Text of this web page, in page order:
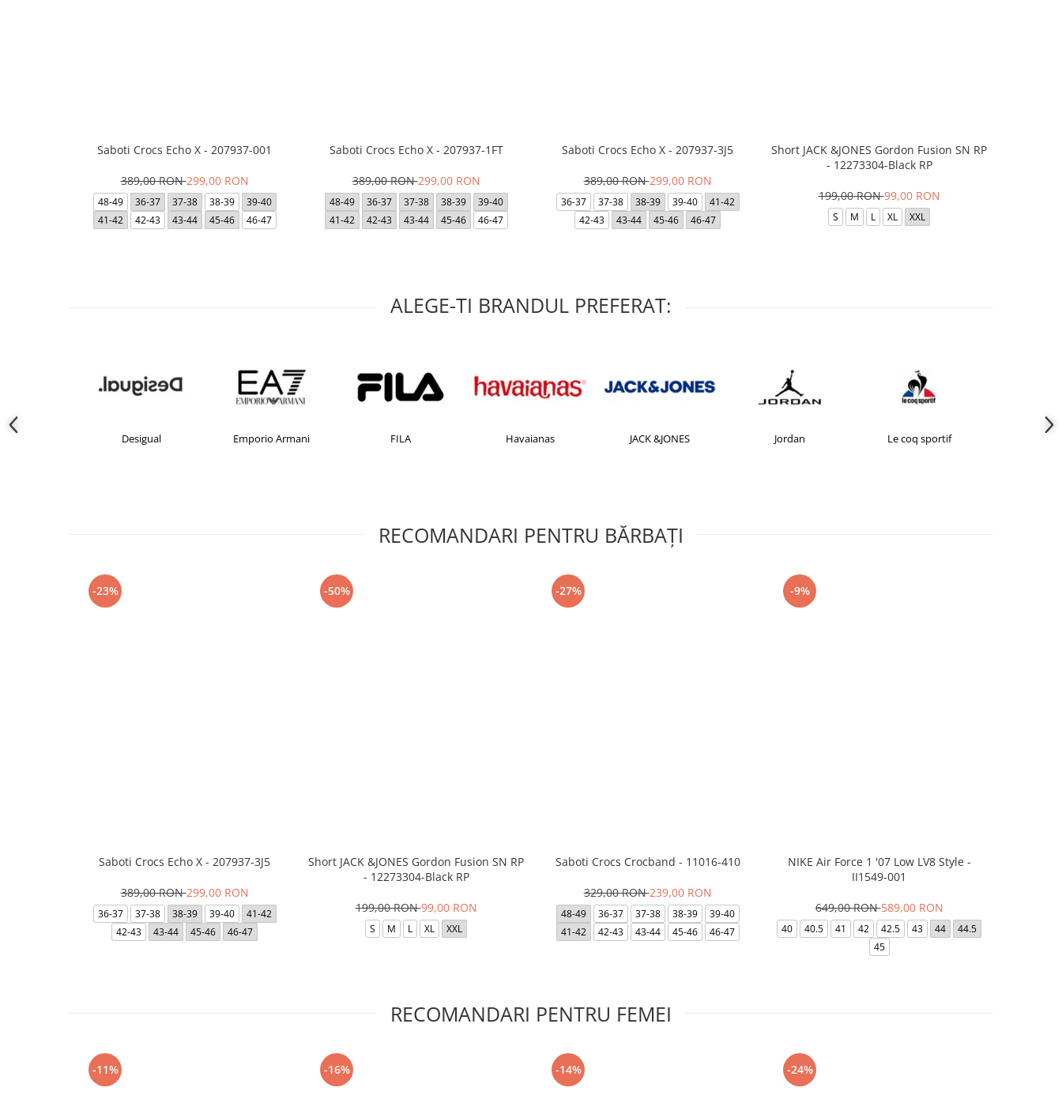
Saboti Crocs Echo X - 207937-001
389,00 RON299,00 RON
48-49 36-37 37-38 38-39
39-40
41-42
42-43 43-44 45-46 46-47
Saboti Crocs Echo X - 207937-1FT
389,00 RON299,00 RON
48-49 36-37 37-38 38-39
39-40
41-42
42-43 43-44 45-46 46-47
Saboti Crocs Echo X - 207937-3J5
389,00 RON299,00 RON
36-37 37-38 38-39 39-40
41-42
42-43
43-44 45-46 46-47
Short JACK &JONES Gordon Fusion SN RP
- 12273304-Black RP
199,00 RON99,00 RON
S M L XL XXL
ALEGE-TI BRANDUL PREFERAT:
Desigual Emporio Armani FILA Havaianas JACK &JONES Jordan Le coq sportif
RECOMANDARI PENTRU BĂRBAŢI
-23%
Saboti Crocs Echo X - 207937-3J5
389,00 RON299,00 RON
36-37 37-38 38-39 39-40
41-42
42-43
43-44 45-46 46-47
-50%
Short JACK &JONES Gordon Fusion SN RP
- 12273304-Black RP
199,00 RON99,00 RON
S M L XL XXL
-27%
Saboti Crocs Crocband - 11016-410
329,00 RON239,00 RON
48-49 36-37 37-38 38-39
39-40
41-42
42-43 43-44 45-46 46-47
-9%
NIKE Air Force 1 '07 Low LV8 Style -
II1549-001
649,00 RON589,00 RON
40 40.5 41 42 42.5 43 44
44.5
45
RECOMANDARI PENTRU FEMEI
-11% -16% -14% -24%